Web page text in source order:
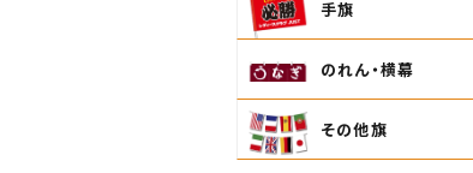
手旗
のれん・横幕
その他旗